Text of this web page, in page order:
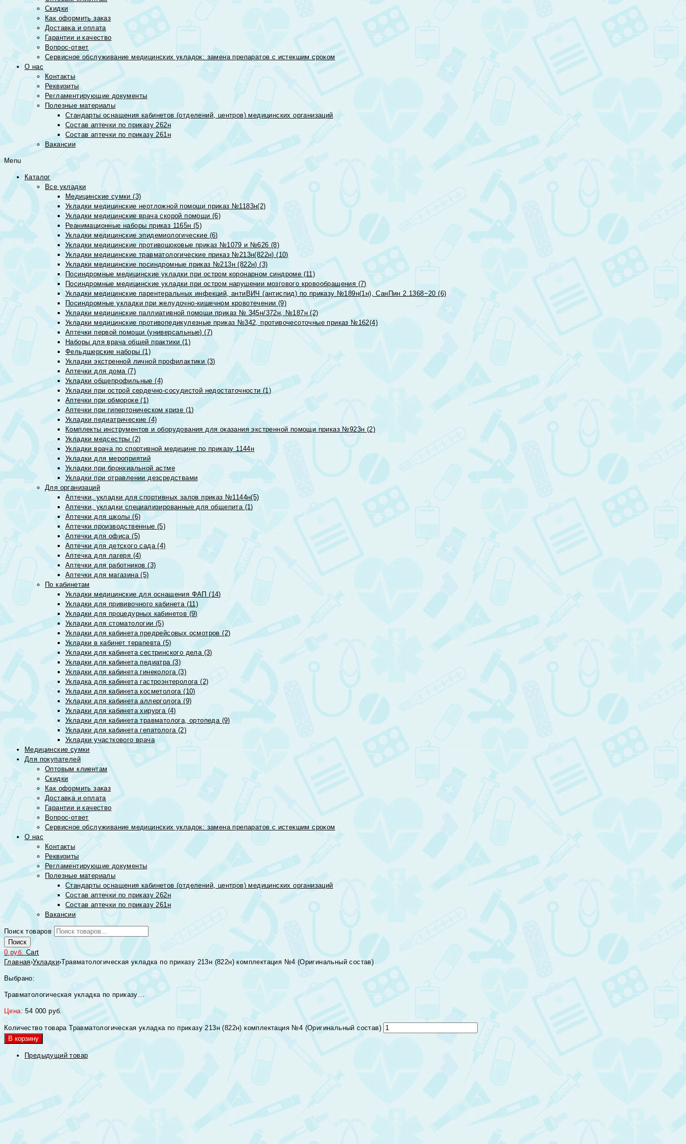
Скидки
Как оформить заказ
Доставка и оплата
Гарантии и качество
Вопрос-ответ
Сервисное обслуживание медицинских укладок: замена препаратов с истекшим сроком
О нас
Контакты
Реквизиты
Регламентирующие документы
Полезные материалы
Стандарты оснащения кабинетов (отделений, центров) медицинских организаций
Состав аптечки по приказу 262н
Состав аптечки по приказу 261н
Вакансии
Menu
Каталог
Все укладки
Медицинские сумки (3)
Укладки медицинские неотложной помощи приказ №1183н(2)
Укладки медицинские врача скорой помощи (6)
Реанимационные наборы приказ 1165н (5)
Укладки медицинские эпидемиологические (6)
Укладки медицинские противошоковые приказ №1079 и №626 (8)
Укладки медицинские травматологические приказ №213н(822н) (10)
Укладки медицинские посиндромные приказ №213н (822н) (3)
Посиндромные медицинские укладки при остром коронарном синдроме (11)
Посиндромные медицинские укладки при остром нарушении мозгового кровообращения (7)
Укладки медицинские парентеральных инфекций, антиВИЧ (антиспид) по приказу №189н(1н), СанПин 2.1368−20 (6)
Посиндромные укладки при желудочно-кишечном кровотечении (9)
Укладки медицинские паллиативной помощи приказ № 345н/372н, №187н (2)
Укладки медицинские противопедикулезные приказ №342, противочесоточные приказ №162(4)
Аптечки первой помощи (универсальные) (7)
Наборы для врача общей практики (1)
Фельдшерские наборы (1)
Укладки экстренной личной профилактики (3)
Аптечки для дома (7)
Укладки общепрофильные (4)
Укладки при острой сердечно-сосудистой недостаточности (1)
Аптечки при обмороке (1)
Аптечки при гипертоническом кризе (1)
Укладки педиатрические (4)
Комплекты инструментов и оборудования для оказания экстренной помощи приказ №923н (2)
Укладки медсестры (2)
Укладки врача по спортивной медицине по приказу 1144н
Укладки для мероприятий
Укладки при бронхиальной астме
Укладки при отравлении дезсредствами
Для организаций
Аптечки, укладки для спортивных залов приказ №1144н(5)
Аптечки, укладки специализированные для общепита (1)
Аптечки для школы (6)
Аптечки производственные (5)
Аптечки для офиса (5)
Аптечки для детского сада (4)
Аптечка для лагеря (4)
Аптечки для работников (3)
Аптечки для магазина (5)
По кабинетам
Укладки медицинские для оснащения ФАП (14)
Укладки для прививочного кабинета (11)
Укладки для процедурных кабинетов (9)
Укладки для стоматологии (5)
Укладки для кабинета предрейсовых осмотров (2)
Укладки в кабинет терапевта (5)
Укладки для кабинета сестринского дела (3)
Укладки для кабинета педиатра (3)
Укладки для кабинета гинеколога (3)
Укладка для кабинета гастроэнтеролога (2)
Укладки для кабинета косметолога (10)
Укладки для кабинета аллерголога (9)
Укладки для кабинета хирурга (4)
Укладки для кабинета травматолога, ортопеда (9)
Укладки для кабинета гепатолога (2)
Укладки участкового врача
Медицинские сумки
Для покупателей
Оптовым клиентам
Скидки
Как оформить заказ
Доставка и оплата
Гарантии и качество
Вопрос-ответ
Сервисное обслуживание медицинских укладок: замена препаратов с истекшим сроком
О нас
Контакты
Реквизиты
Регламентирующие документы
Полезные материалы
Стандарты оснащения кабинетов (отделений, центров) медицинских организаций
Состав аптечки по приказу 262н
Состав аптечки по приказу 261н
Вакансии
Поиск товаров
Поиск
0руб. Cart
Главная›Укладки›Травматологическая укладка по приказу 213н (822н) комплектация №4 (Оригинальный состав)
Выбрано:
Травматологическая укладка по приказу…
Цена:54 000 руб.
Количество товара Травматологическая укладка по приказу 213н (822н) комплектация №4 (Оригинальный состав)
В корзину
Предыдущий товар